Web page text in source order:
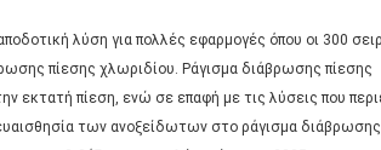
λύση για πολλές εφαρμογές όπου οι 300
πίεσης χλωριδίου. Ράγισμα διάβρωσης πίεσης
εκτατή πίεση, ενώ σε επαφή με τις λύσεις που
των ανοξείδωτων στο ράγισμα διάβρωσης